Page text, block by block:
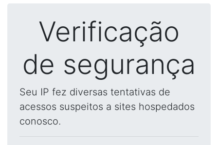
Verificação
de segurança
Seu IP fez diversas tentativas de
acessos suspeitos a sites hospedados
conosco.